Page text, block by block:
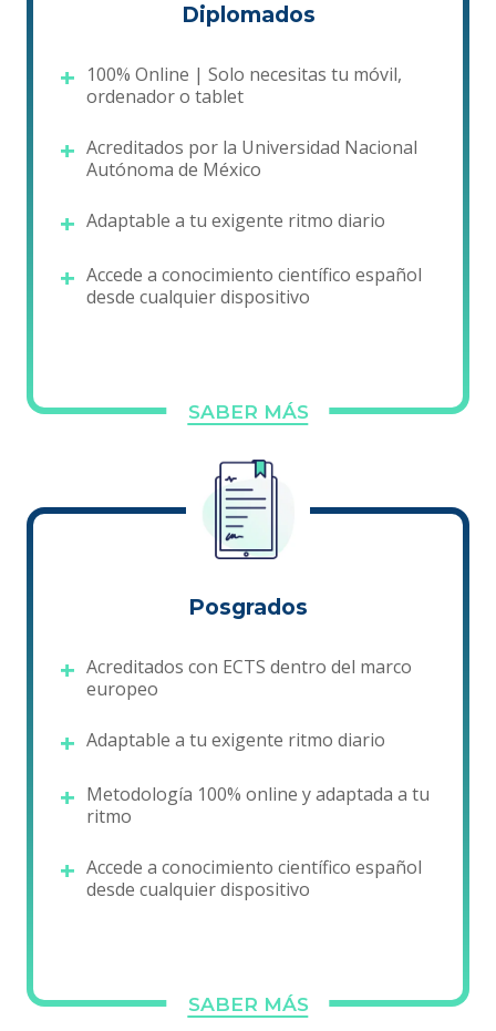
Diplomados
100% Online | Solo necesitas tu móvil,
ordenador o tablet
Acreditados por la Universidad Nacional
Autónoma de México
Adaptable a tu exigente ritmo diario
Accede a conocimiento científico español
desde cualquier dispositivo
SABER MÁS
Posgrados
Acreditados con ECTS dentro del marco
europeo
Adaptable a tu exigente ritmo diario
Metodología 100% online y adaptada a tu
ritmo
Accede a conocimiento científico español
desde cualquier dispositivo
SABER MÁS